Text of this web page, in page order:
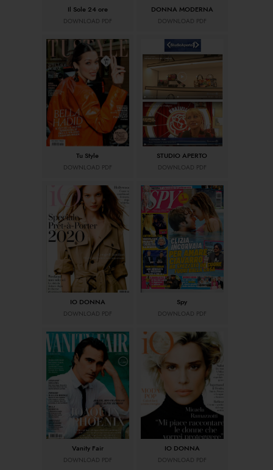
Il Sole 24 ore
DOWNLOAD PDF
DONNA MODERNA
DOWNLOAD PDF
Tu Style
DOWNLOAD PDF
STUDIO APERTO
DOWNLOAD PDF
IO DONNA
DOWNLOAD PDF
Spy
DOWNLOAD PDF
Vanity Fair
DOWNLOAD PDF
IO DONNA
DOWNLOAD PDF